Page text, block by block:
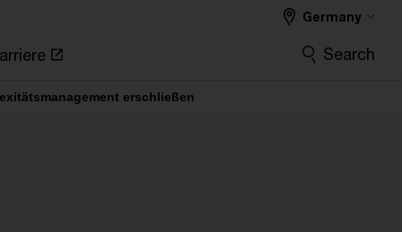
Germany
Search
erschließen